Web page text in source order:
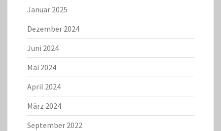
Januar 2025
Dezember 2024
Juni 2024
Mai 2024
April 2024
März 2024
September 2022